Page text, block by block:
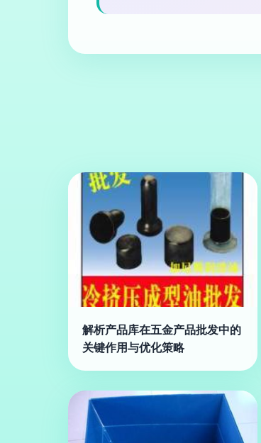
解析产品库在五金产品批发中的
关键作用与优化策略